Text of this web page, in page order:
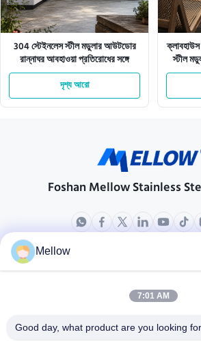
304 স্টেইনলেস স্টীল মডুলার আউটডোর
রান্নাঘর আবহাওয়া প্রতিরোধের সঙ্গে
দৃশ্য আরো
স্টীল
Foshan Mellow Stainless
পণ্য
কোম্পানির
গুণমান
Mellow
7:01 AM
Good day, what product are you looking